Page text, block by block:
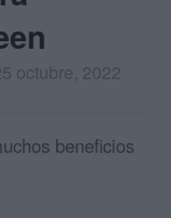
octubre, 2022
beneficios